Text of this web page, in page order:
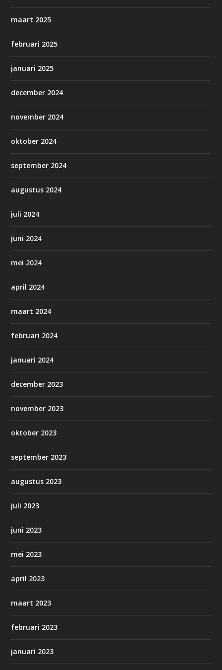
maart 2025
februari 2025
januari 2025
december 2024
november 2024
oktober 2024
september 2024
augustus 2024
juli 2024
juni 2024
mei 2024
april 2024
maart 2024
februari 2024
januari 2024
december 2023
november 2023
oktober 2023
september 2023
augustus 2023
juli 2023
juni 2023
mei 2023
april 2023
maart 2023
februari 2023
januari 2023